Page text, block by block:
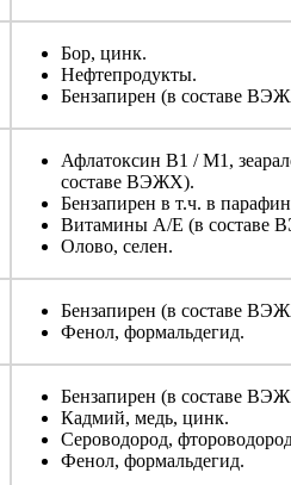
Бор, цинк.
Нефтепродукты.
Бензапирен (в составе
Афлатоксин В1 / М1,
составе ВЭЖХ).
Бензапирен в т.ч. в
Витамины А/Е (в составе
Олово, селен.
Бензапирен (в составе
Фенол, формальдегид.
Бензапирен (в составе
Кадмий, медь, цинк.
Сероводород,
Фенол, формальдегид.